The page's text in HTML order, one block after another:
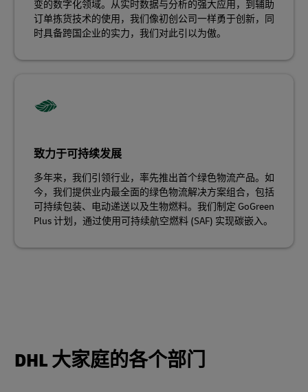
变的数字化领域。从实时数据与分析的强大应用，到辅助
订单拣货技术的使用，我们像初创公司一样勇于创新，同
时具备跨国企业的实力，我们对此引以为傲。
致力于可持续发展
多年来，我们引领行业，率先推出首个绿色物流产品。如
今，我们提供业内最全面的绿色物流解决方案组合，包括
可持续包装、电动递送以及生物燃料。我们制定 GoGreen
Plus 计划，通过使用可持续航空燃料 (SAF) 实现碳嵌入。
DHL 大家庭的各个部门